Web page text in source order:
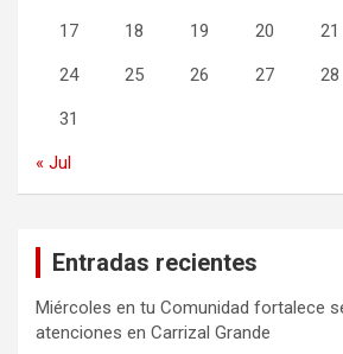
17 18 19 20 21
24 25 26 27 28
31
« Jul
Entradas recientes
Miércoles en tu Comunidad fortalece
atenciones en Carrizal Grande